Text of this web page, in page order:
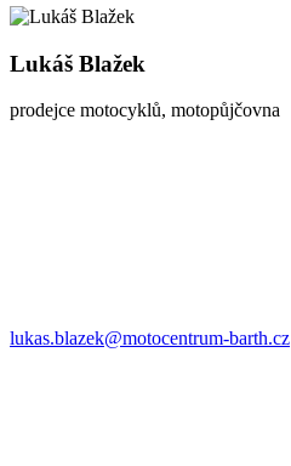
Lukáš Blažek
prodejce motocyklů, motopůjčovna
lukas.blazek@motocentrum-barth.cz